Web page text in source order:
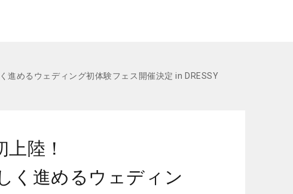
めるウェディング初体験フェス開催決定 in DRESSY
陸！
く進めるウェディン